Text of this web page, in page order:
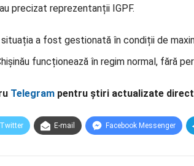
precizat reprezentanții IGPF.
a fost gestionată în condiții de
funcționează în regim normal, fără
Telegram pentru știri actualizate
Twitter E-mail Facebook Messenger